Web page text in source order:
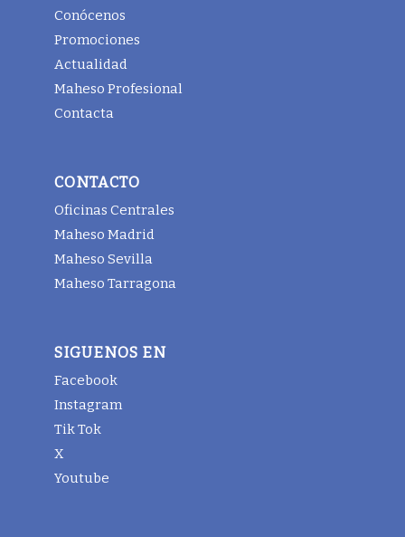
Conócenos
Promociones
Actualidad
Maheso Profesional
Contacta
CONTACTO
Oficinas Centrales
Maheso Madrid
Maheso Sevilla
Maheso Tarragona
SIGUENOS EN
Facebook
Instagram
Tik Tok
X
Youtube